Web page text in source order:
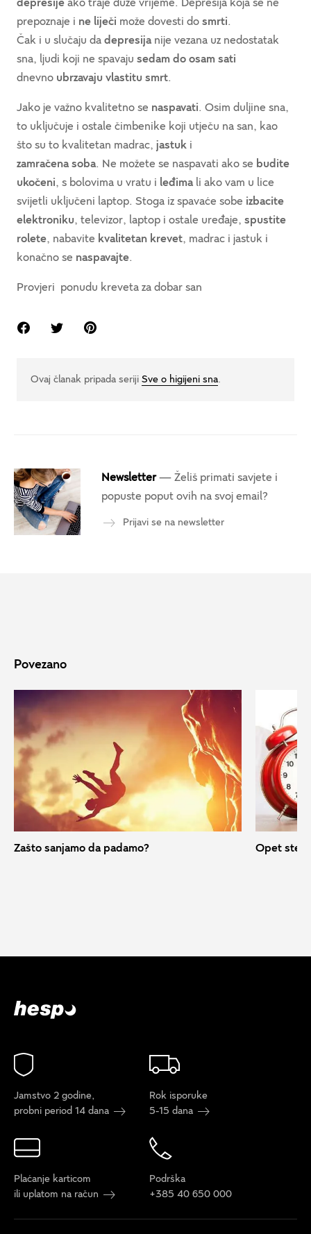
depresije ako traje duže vrijeme. Depresija koja se ne
prepoznaje i ne liječi može dovesti do smrti.
Čak i u slučaju da depresija nije vezana uz nedostatak
sna, ljudi koji ne spavaju sedam do osam sati
dnevno ubrzavaju vlastitu smrt.
Jako je važno kvalitetno se naspavati. Osim duljine sna,
to uključuje i ostale čimbenike koji utječu na san, kao
što su to kvalitetan madrac, jastuk i
zamračena soba. Ne možete se naspavati ako se budite
ukočeni, s bolovima u vratu i leđima li ako vam u lice
svijetli uključeni laptop. Stoga iz spavaće sobe izbacite
elektroniku, televizor, laptop i ostale uređaje, spustite
rolete, nabavite kvalitetan krevet, madrac i jastuk i
konačno se naspavajte.
Provjeri ponudu kreveta za dobar san
Ovaj članak pripada seriji Sve o higijeni sna.
Newsletter— Želiš primati savjete i
popuste poput ovih na svoj email?
Prijavi se na newsletter
Povezano
Zašto sanjamo da padamo? Opet ste
Jamstvo 2 godine,
probni period 14 dana
Rok isporuke
5-15 dana
Plaćanje karticom
ili uplatom na račun
Podrška
+385 40 650 000